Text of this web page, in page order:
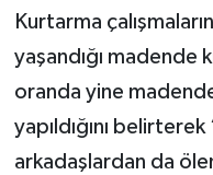
Kurtarma
yaşandığı madende
oranda yine
yapıldığını
arkadaşlardan da